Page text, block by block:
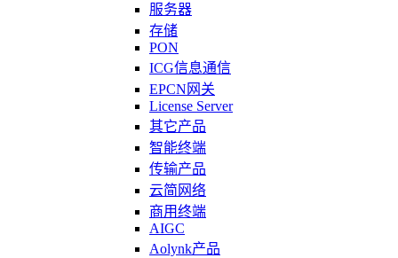
服务器
存储
PON
ICG信息通信
EPCN网关
License Server
其它产品
智能终端
传输产品
云简网络
商用终端
AIGC
Aolynk产品